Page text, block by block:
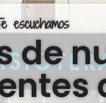
escuchamos
de